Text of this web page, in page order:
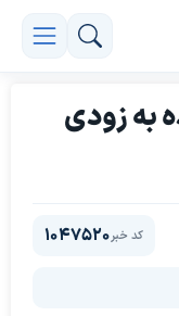
به زودی
کد خبر1047520